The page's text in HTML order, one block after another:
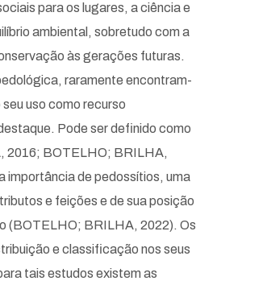
para os lugares, a ciência e
ambiental, sobretudo com a
às gerações futuras.
raramente encontram-
uso como recurso
Pode ser definido como
2016; BOTELHO; BRILHA,
importância de pedossítios, uma
e feições e de sua posição
(BOTELHO; BRILHA, 2022). Os
e classificação nos seus
tais estudos existem as